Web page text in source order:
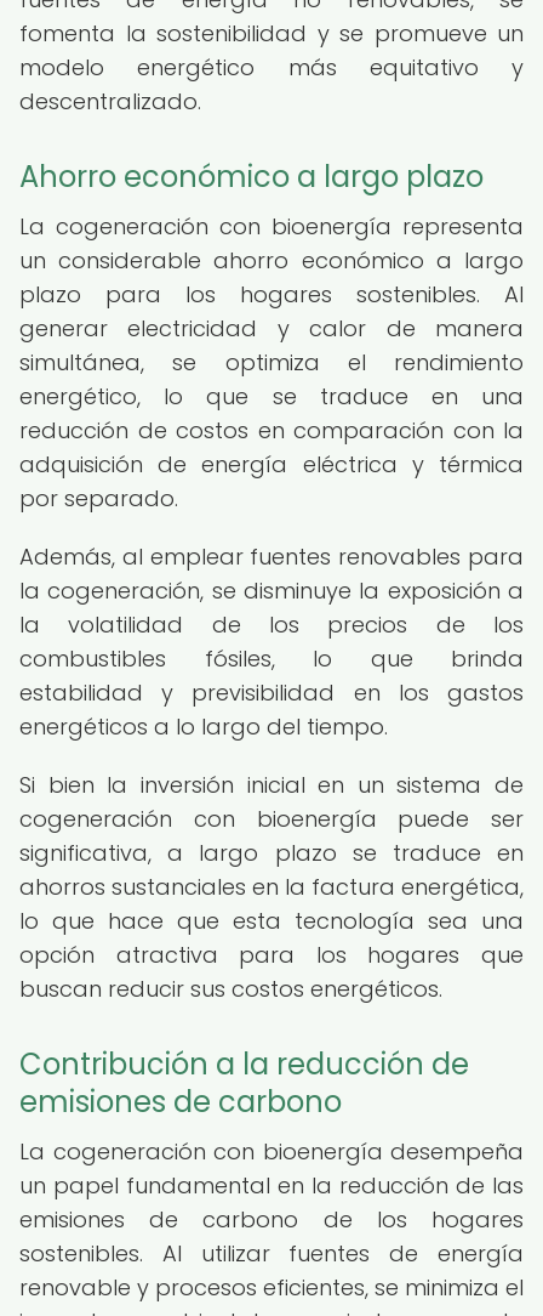
fomenta la sostenibilidad y se promueve un
modelo energético más equitativo y
descentralizado.
Ahorro económico a largo plazo
La cogeneración con bioenergía representa
un considerable ahorro económico a largo
plazo para los hogares sostenibles. Al
generar electricidad y calor de manera
simultánea, se optimiza el rendimiento
energético, lo que se traduce en una
reducción de costos en comparación con la
adquisición de energía eléctrica y térmica
por separado.
Además, al emplear fuentes renovables para
la cogeneración, se disminuye la exposición a
la volatilidad de los precios de los
combustibles fósiles, lo que brinda
estabilidad y previsibilidad en los gastos
energéticos a lo largo del tiempo.
Si bien la inversión inicial en un sistema de
cogeneración con bioenergía puede ser
significativa, a largo plazo se traduce en
ahorros sustanciales en la factura energética,
lo que hace que esta tecnología sea una
opción atractiva para los hogares que
buscan reducir sus costos energéticos.
Contribución a la reducción de
emisiones de carbono
La cogeneración con bioenergía desempeña
un papel fundamental en la reducción de las
emisiones de carbono de los hogares
sostenibles. Al utilizar fuentes de energía
renovable y procesos eficientes, se minimiza el